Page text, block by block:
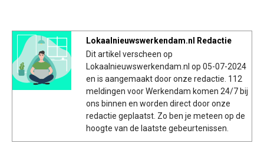
Lokaalnieuwswerkendam.nl Redactie
Dit artikel verscheen op
Lokaalnieuwswerkendam.nl op 05-07-2024
en is aangemaakt door onze redactie. 112
meldingen voor Werkendam komen 24/7 bij
ons binnen en worden direct door onze
redactie geplaatst. Zo ben je meteen op de
hoogte van de laatste gebeurtenissen.